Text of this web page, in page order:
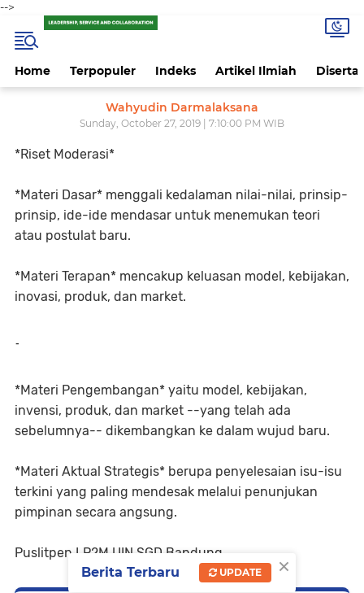
-->
Home Terpopuler Indeks Artikel Ilmiah
Wahyudin Darmalaksana
Sunday, October 27, 2019 | 7:10:00 PM WIB
*Riset Moderasi*
*Materi Dasar* menggali kedalaman nilai-nilai, prinsip-
prinsip, ide-ide mendasar untuk menemukan teori
atau postulat baru.
*Materi Terapan* mencakup keluasan model, kebijakan,
inovasi, produk, dan market.
-
*Materi Pengembangan* yaitu model, kebijakan,
invensi, produk, dan market --yang telah ada
sebelumnya-- dikembangkan ke dalam wujud baru.
*Materi Aktual Strategis* berupa penyelesaian isu-isu
terkini yang paling mendesak melalui penunjukan
pimpinan secara angsung.
Puslitpen LP2M UIN SGD Bandung ×
Berita Terbaru UPDATE